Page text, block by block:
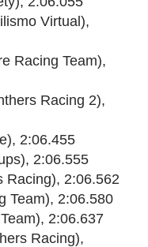
Virtual),
Racing Team),
Racing 2),
2:06.455
2:06.555
Racing), 2:06.562
Team), 2:06.580
2:06.637
Racing),